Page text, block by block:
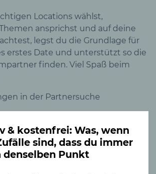
Locations wählst,
ansprichst und auf deine
legst du die Grundlage für
erstes Date und unterstützt so die
finden. Viel Spaß beim
in der Partnersuche
& kostenfrei: Was, wenn
sind, dass du immer
denselben Punkt